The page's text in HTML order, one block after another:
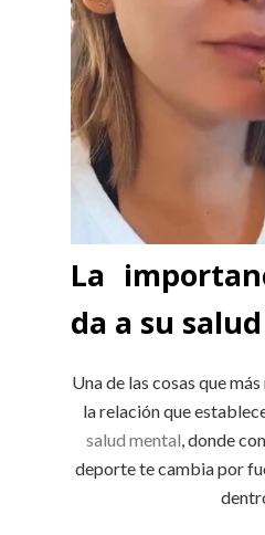
La
da a su
Una de las cosas que
la relación que
salud mental , donde
deporte te cambia por